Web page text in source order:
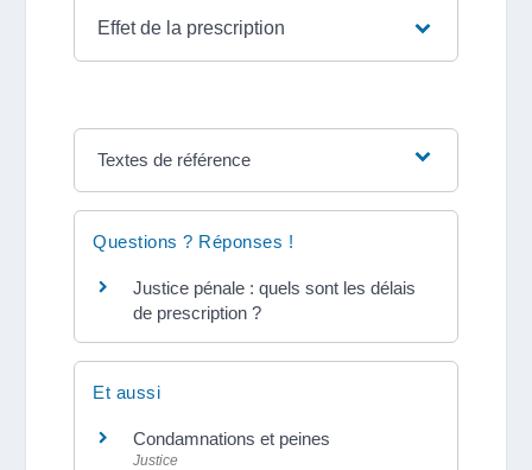
Effet de la prescription
Textes de référence
Questions ? Réponses !
Justice pénale : quels sont les délais
de prescription ?
Et aussi
Condamnations et peines
Justice